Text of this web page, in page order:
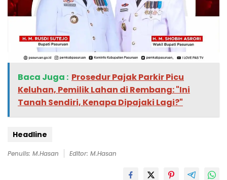
Baca Juga : Prosedur Pajak Parkir Picu
Keluhan, Pemilik Lahan di Rembang: "Ini
Tanah Sendiri, Kenapa Dipajaki Lagi?"
Headline
Penulis: M.Hasan Editor: M.Hasan